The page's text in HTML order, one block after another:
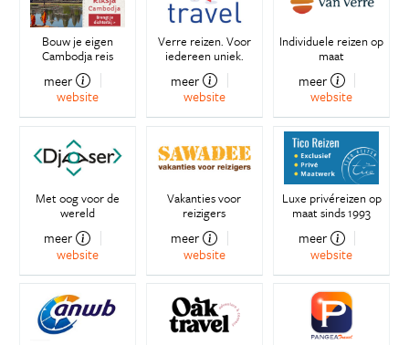
Bouw je eigen
Cambodja reis
meer
website
Verre reizen. Voor
iedereen uniek.
meer
website
Individuele reizen op
maat
meer
website
Met oog voor de
wereld
meer
website
Vakanties voor
reizigers
meer
website
Luxe privéreizen op
maat sinds 1993
meer
website